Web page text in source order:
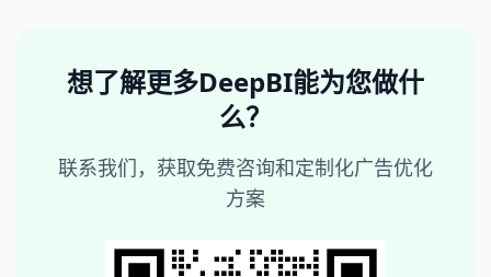
想了解更多DeepBI能为您做什
么？
联系我们，获取免费咨询和定制化广告优化
方案